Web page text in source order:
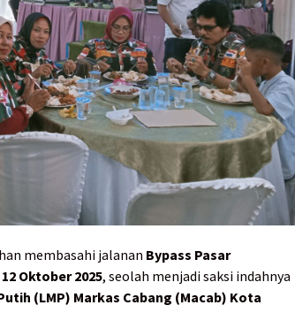
membasahi jalanan Bypass Pasar
Oktober 2025, seolah menjadi saksi indahnya
(LMP) Markas Cabang (Macab) Kota